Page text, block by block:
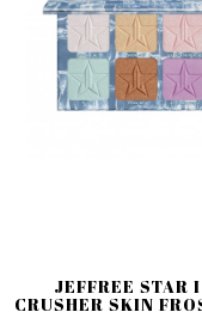
JEFFREE STAR
CRUSHER SKIN